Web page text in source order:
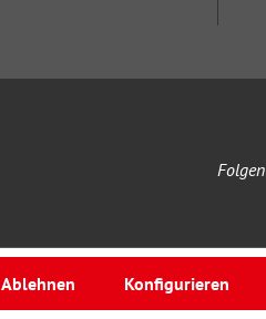
Ablehnen Konfigurieren